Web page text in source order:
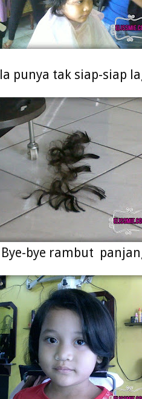
punya tak siap-siap
Bye-bye rambut